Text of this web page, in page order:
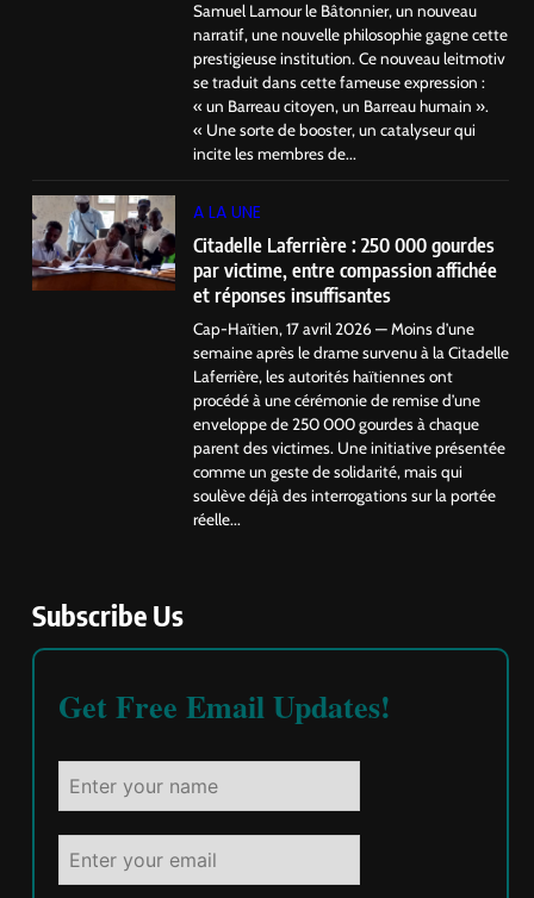
Samuel Lamour le Bâtonnier, un nouveau
narratif, une nouvelle philosophie gagne cette
prestigieuse institution. Ce nouveau leitmotiv
se traduit dans cette fameuse expression :
« un Barreau citoyen, un Barreau humain ».
« Une sorte de booster, un catalyseur qui
incite les membres de...
A LA UNE
Citadelle Laferrière : 250 000 gourdes
par victime, entre compassion affichée
et réponses insuffisantes
Cap-Haïtien, 17 avril 2026 — Moins d’une
semaine après le drame survenu à la Citadelle
Laferrière, les autorités haïtiennes ont
procédé à une cérémonie de remise d’une
enveloppe de 250 000 gourdes à chaque
parent des victimes. Une initiative présentée
comme un geste de solidarité, mais qui
soulève déjà des interrogations sur la portée
réelle...
Subscribe Us
Get Free Email Updates!